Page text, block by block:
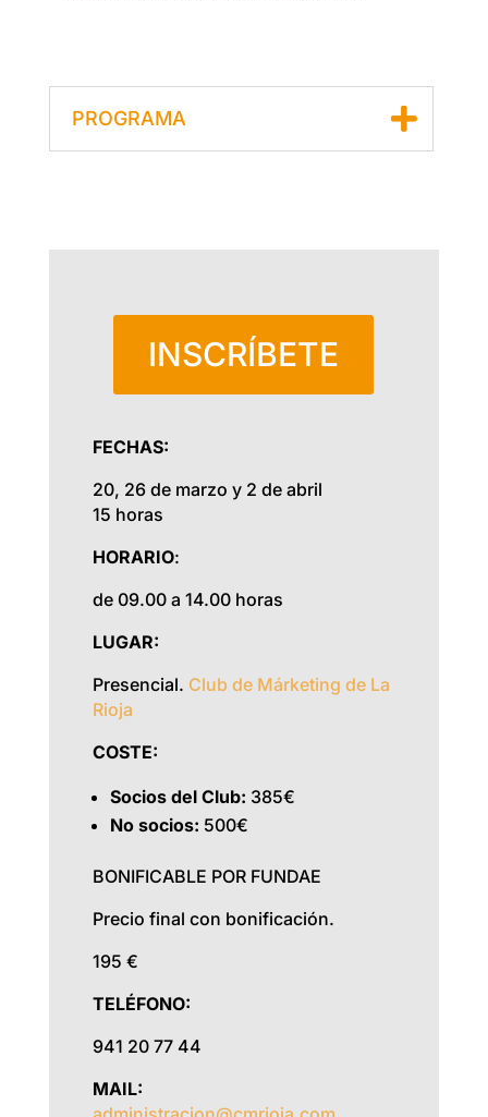
PROGRAMA
INSCRÍBETE
FECHAS:
20, 26 de marzo y 2 de abril
15 horas
HORARIO:
de 09.00 a 14.00 horas
LUGAR:
Presencial. Club de Márketing de La
Rioja
COSTE:
Socios del Club: 385€
No socios: 500€
BONIFICABLE POR FUNDAE
Precio final con bonificación.
195 €
TELÉFONO:
941 20 77 44
MAIL: